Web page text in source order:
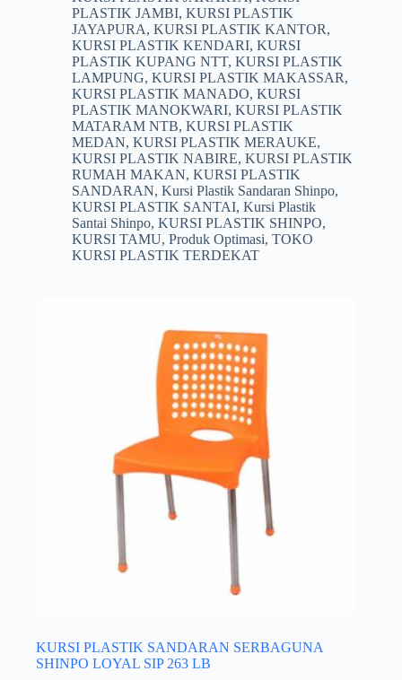
PLASTIK JAMBI, KURSI PLASTIK
JAYAPURA, KURSI PLASTIK KANTOR,
KURSI PLASTIK KENDARI, KURSI
PLASTIK KUPANG NTT, KURSI PLASTIK
LAMPUNG, KURSI PLASTIK MAKASSAR,
KURSI PLASTIK MANADO, KURSI
PLASTIK MANOKWARI, KURSI PLASTIK
MATARAM NTB, KURSI PLASTIK
MEDAN, KURSI PLASTIK MERAUKE,
KURSI PLASTIK NABIRE, KURSI PLASTIK
RUMAH MAKAN, KURSI PLASTIK
SANDARAN, Kursi Plastik Sandaran Shinpo,
KURSI PLASTIK SANTAI, Kursi Plastik
Santai Shinpo, KURSI PLASTIK SHINPO,
KURSI TAMU, Produk Optimasi, TOKO
KURSI PLASTIK TERDEKAT
KURSI PLASTIK SANDARAN SERBAGUNA
SHINPO LOYAL SIP 263 LB